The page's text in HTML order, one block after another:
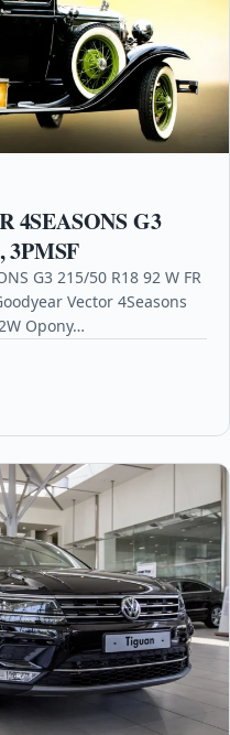
4SEASONS G3
3PMSF
G3 215/50 R18 92 W FR
Vector 4Seasons
Opony…